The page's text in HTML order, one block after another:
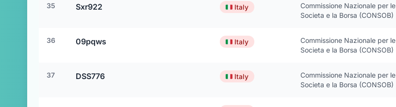
35 Sxr922 🇮🇹 Italy
Commissione Nazionale per le
Societa e la Borsa (CONSOB)
36 09pqws 🇮🇹 Italy
Commissione Nazionale per le
Societa e la Borsa (CONSOB)
37 DSS776 🇮🇹 Italy
Commissione Nazionale per le
Societa e la Borsa (CONSOB)